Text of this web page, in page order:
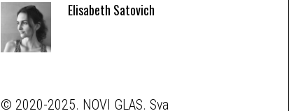
Elisabeth Satovich
© 2020-2025. NOVI GLAS. Sva